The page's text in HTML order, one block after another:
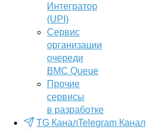
Интегратор
(UPI)
Сервис
организации
очереди
BMC Queue
Прочие
сервисы
в разработке
TG КаналTelegram Канал